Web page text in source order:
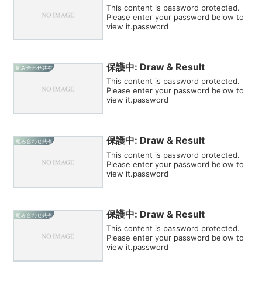
This content is password protected.
Please enter your password below to
view it.password
組み合わせ共有 保護中: Draw & Result
This content is password protected.
Please enter your password below to
view it.password
組み合わせ共有 保護中: Draw & Result
This content is password protected.
Please enter your password below to
view it.password
組み合わせ共有 保護中: Draw & Result
This content is password protected.
Please enter your password below to
view it.password